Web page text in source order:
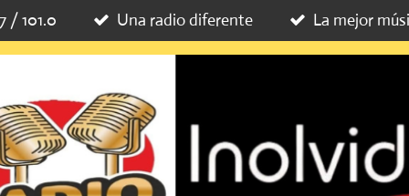
/ 101.0 Una radio diferente La mejor